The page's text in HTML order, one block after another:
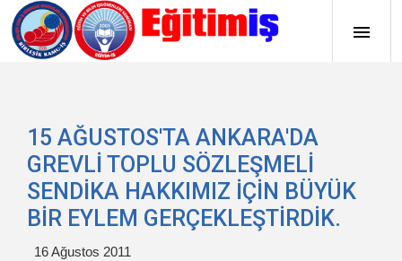
15 AĞUSTOS'TA ANKARA'DA
GREVLİ TOPLU SÖZLEŞMELİ
SENDİKA HAKKIMIZ İÇİN BÜYÜK
BİR EYLEM GERÇEKLEŞTİRDİK.
16 Ağustos 2011